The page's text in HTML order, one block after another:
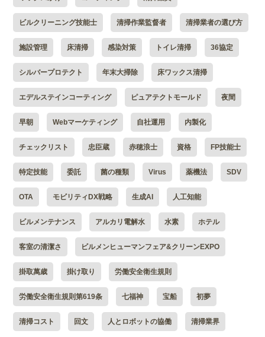
ビルクリーニング技能士 清掃作業監督者 清掃業者の選び方
施設管理 床清掃 感染対策 トイレ清掃 36協定
シルバープロテクト 年末大掃除 床ワックス清掃
エデルステインコーティング ピュアテクトモールド 夜間
早朝 Webマーケティング 自社運用 内製化
チェックリスト 忠臣蔵 赤穂浪士 資格 FP技能士
特定技能 委託 菌の種類 Virus 薬機法 SDV
OTA モビリティDX戦略 生成AI 人工知能
ビルメンテナンス アルカリ電解水 水素 ホテル
客室の清潔さ ビルメンヒューマンフェア&クリーンEXPO
掛取萬歳 掛け取り 労働安全衛生規則
労働安全衛生規則第619条 七福神 宝船 初夢
清掃コスト 回文 人とロボットの協働 清掃業界